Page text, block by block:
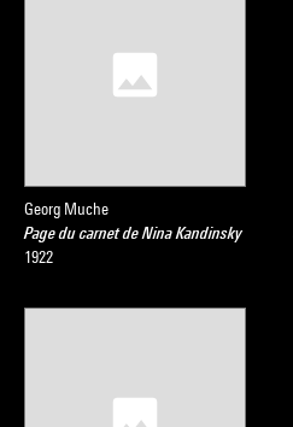
Georg Muche
Page du carnet de Nina Kandinsky
1922